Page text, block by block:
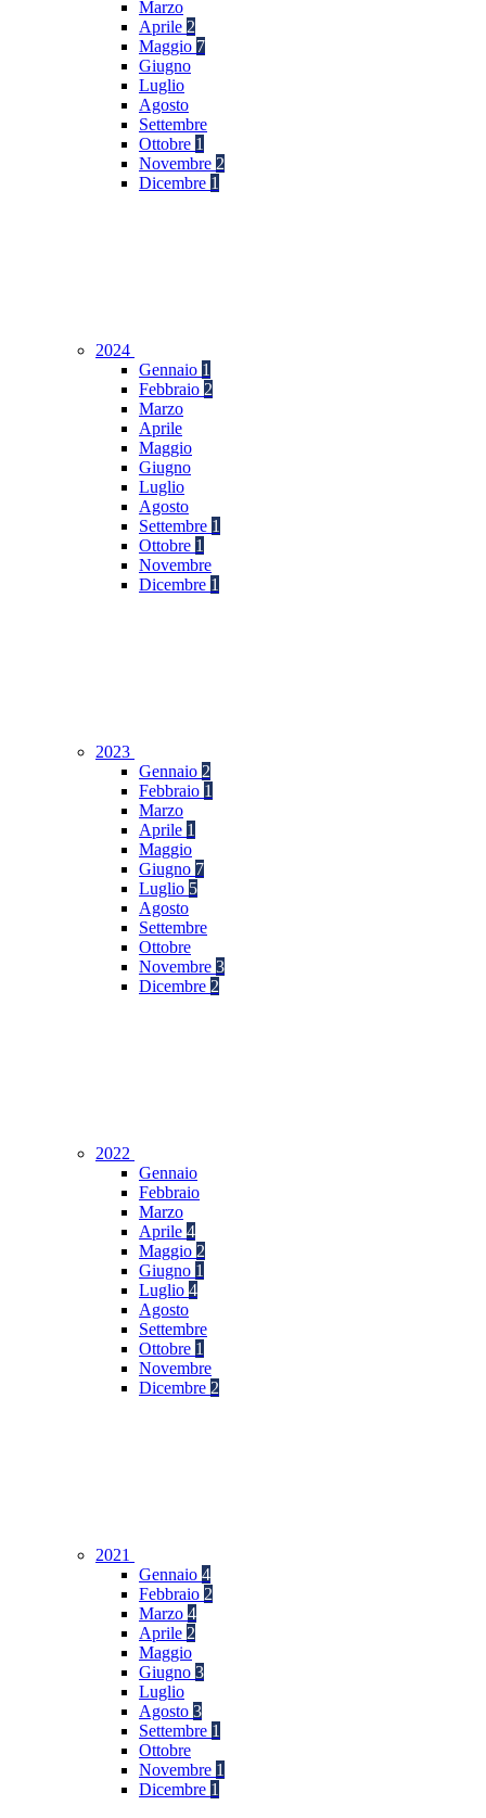
Marzo
Aprile 2
Maggio 7
Giugno
Luglio
Agosto
Settembre
Ottobre 1
Novembre 2
Dicembre 1
2024
Gennaio 1
Febbraio 2
Marzo
Aprile
Maggio
Giugno
Luglio
Agosto
Settembre 1
Ottobre 1
Novembre
Dicembre 1
2023
Gennaio 2
Febbraio 1
Marzo
Aprile 1
Maggio
Giugno 7
Luglio 5
Agosto
Settembre
Ottobre
Novembre 3
Dicembre 2
2022
Gennaio
Febbraio
Marzo
Aprile 4
Maggio 2
Giugno 1
Luglio 4
Agosto
Settembre
Ottobre 1
Novembre
Dicembre 2
2021
Gennaio 4
Febbraio 2
Marzo 4
Aprile 2
Maggio
Giugno 3
Luglio
Agosto 3
Settembre 1
Ottobre
Novembre 1
Dicembre 1